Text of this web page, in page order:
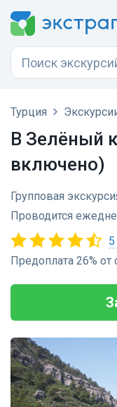
Турция
В Зелёный
включено)
Групповая
Проводится
Предоплата 26% от